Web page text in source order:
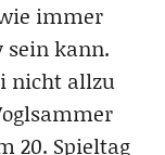
immer
sein kann.
nicht allzu
20. Spieltag